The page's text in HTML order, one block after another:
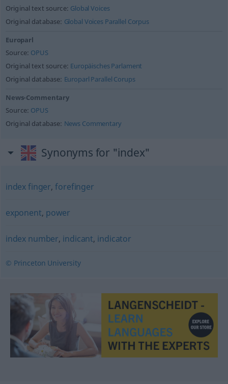
Original text source: Global Voices
Original database: Global Voices Parallel Corpus
Europarl
Source: OPUS
Original text source: Europäisches Parlament
Original database: Europarl Parallel Corups
News-Commentary
Source: OPUS
Original database: News Commentary
Synonyms for "index"
index finger,forefinger
exponent, power
index number, indicant, indicator
© Princeton University